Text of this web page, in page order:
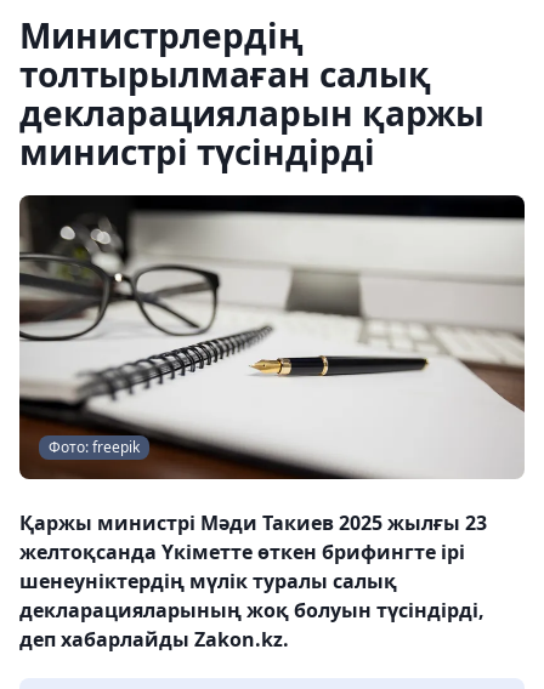
Министрлердің
толтырылмаған салық
декларацияларын қаржы
министрі түсіндірді
Фото: freepik
Қаржы министрі Мәди Такиев 2025 жылғы 23
желтоқсанда Үкіметте өткен брифингте ірі
шенеуніктердің мүлік туралы салық
декларацияларының жоқ болуын түсіндірді,
деп хабарлайды Zakon.kz.